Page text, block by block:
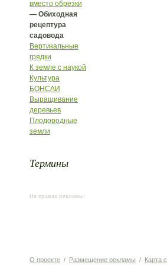
вместо обрезки
— Обиходная
рецептура
садовода
Вертикальные
грядки
К земле с наукой
Культура
БОНСАИ
Выращивание
деревьев
Плодородные
земли
Термины
На правах рекламы:
О проекте / Размещение рекламы / Карта